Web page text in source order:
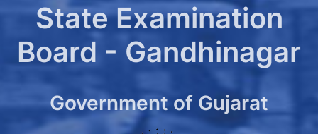
State Examination
Board - Gandhinagar
Government of Gujarat